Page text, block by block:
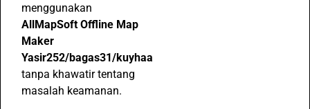
menggunakan
AllMapSoft Offline Map
Maker
Yasir252/bagas31/kuyhaa
tanpa khawatir tentang
masalah keamanan.